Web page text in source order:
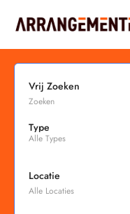
Vrij Zoeken
Type
Locatie